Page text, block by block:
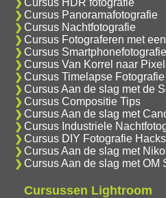
Cursus Panoramafotografie
Cursus Nachtfotografie
Cursus Fotograferen met
Cursus Smartphonefotografie
Cursus Van Korrel naar
Cursus Timelapse Fotografie
Cursus Aan de slag met de
Cursus Compositie Tips
Cursus Aan de slag met
Cursus Industriele
Cursus DIY Fotografie Hacks
Cursus Aan de slag met
Cursus Aan de slag met OM
Cursussen Lightroom